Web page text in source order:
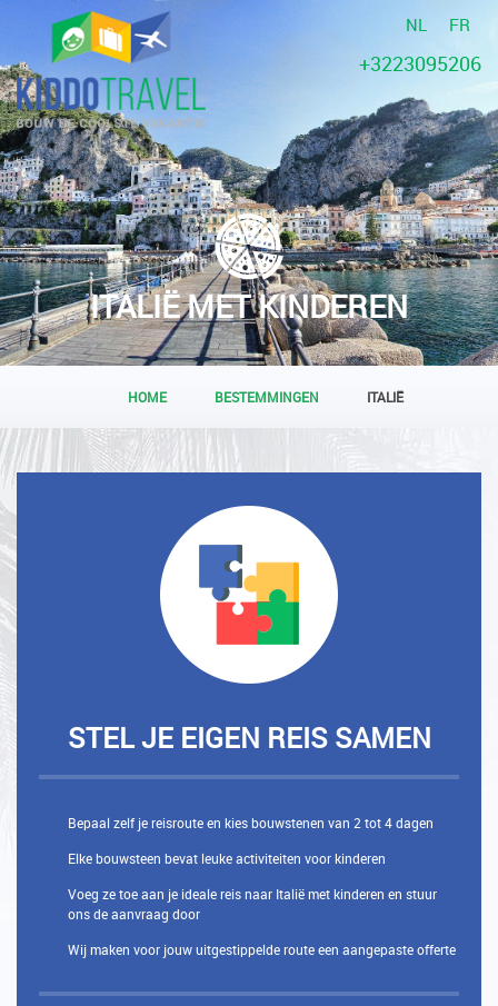
NL FR
+3223095206
ITALIË MET KINDEREN
HOME BESTEMMINGEN ITALIË
STEL JE EIGEN REIS SAMEN
Bepaal zelf je reisroute en kies bouwstenen van 2 tot 4 dagen
Elke bouwsteen bevat leuke activiteiten voor kinderen
Voeg ze toe aan je ideale reis naar Italië met kinderen en stuur
ons de aanvraag door
Wij maken voor jouw uitgestippelde route een aangepaste offerte